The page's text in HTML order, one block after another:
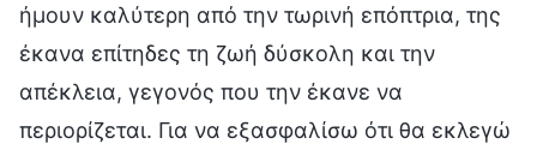
ήμουν καλύτερη από την τωρινή επόπτρια, της
έκανα επίτηδες τη ζωή δύσκολη και την
απέκλεια, γεγονός που την έκανε να
περιορίζεται. Για να εξασφαλίσω ότι θα εκλεγώ